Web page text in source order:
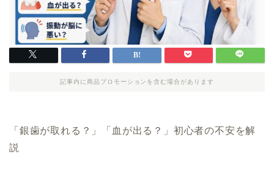
記事内に商品プロモーションを含む場合があります
「銀歯が取れる？」「血が出る？」初心者の不安を解
説